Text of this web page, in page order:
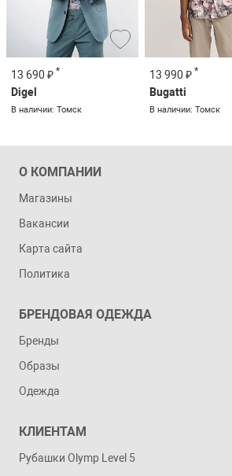
13 690 ₽ *
Digel
В наличии: Томск
13 990 ₽ *
Bugatti
В наличии: Томск
О КОМПАНИИ
Магазины
Вакансии
Карта сайта
Политика
БРЕНДОВАЯ ОДЕЖДА
Бренды
Образы
Одежда
КЛИЕНТАМ
Рубашки Olymp Level 5